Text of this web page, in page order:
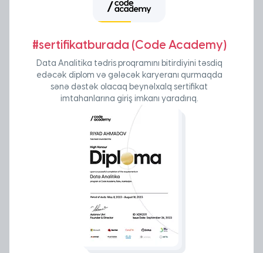
#sertifikatburada (Code Academy)
Data Analitika tədris proqramını bitirdiyini təsdiq
edəcək diplom və gələcək karyeranı qurmaqda
sənə dəstək olacaq beynəlxalq sertifikat
imtahanlarına giriş imkanı yaradırıq.